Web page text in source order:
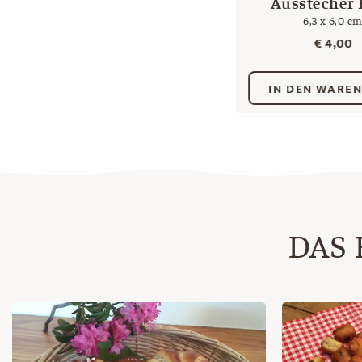
6,3 x 6,0 cm
€4,00
IN DEN
DAS